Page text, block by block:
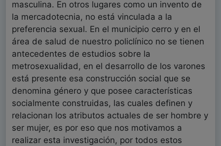
masculina. En otros lugares como un invento de
la mercadotecnia, no está vinculada a la
preferencia sexual. En el municipio cerro y en el
área de salud de nuestro policlínico no se tienen
antecedentes de estudios sobre la
metrosexualidad, en el desarrollo de los varones
está presente esa construcción social que se
denomina género y que posee características
socialmente construidas, las cuales definen y
relacionan los atributos actuales de ser hombre y
ser mujer, es por eso que nos motivamos a
realizar esta investigación, por todos estos